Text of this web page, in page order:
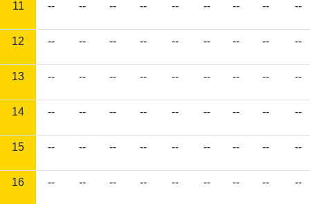
11 -- -- -- -- -- -- -- -- --
12 -- -- -- -- -- -- -- -- --
13 -- -- -- -- -- -- -- -- --
14 -- -- -- -- -- -- -- -- --
15 -- -- -- -- -- -- -- -- --
16 -- -- -- -- -- -- -- -- --